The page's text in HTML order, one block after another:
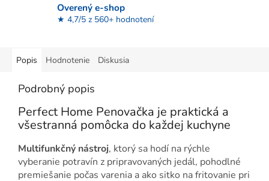
Overený e-shop
★ 4,7/5 z 560+ hodnotení
Popis Hodnotenie Diskusia
Podrobný popis
Perfect Home Penovačka je praktická a
všestranná pomôcka do každej kuchyne
Multifunkčný nástroj, ktorý sa hodí na rýchle
vyberanie potravín z pripravovaných jedál, pohodlné
premiešanie počas varenia a ako sitko na fritovanie pri